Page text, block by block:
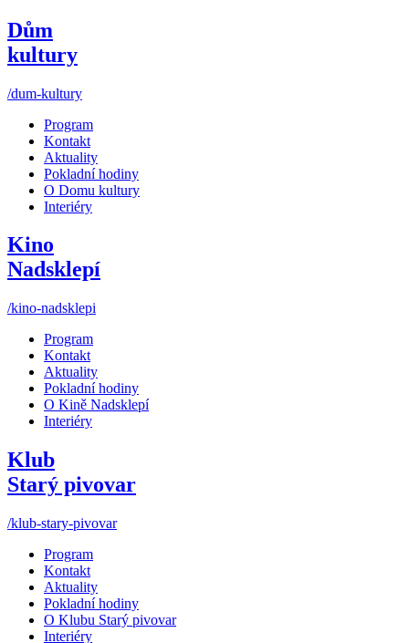
Dům
kultury
/dum-kultury
Program
Kontakt
Aktuality
Pokladní hodiny
O Domu kultury
Interiéry
Kino
Nadsklepí
/kino-nadsklepi
Program
Kontakt
Aktuality
Pokladní hodiny
O Kině Nadsklepí
Interiéry
Klub
Starý pivovar
/klub-stary-pivovar
Program
Kontakt
Aktuality
Pokladní hodiny
O Klubu Starý pivovar
Interiéry